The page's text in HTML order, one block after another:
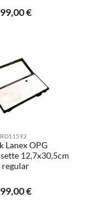
Preis:
€
RD11592
Lanex OPG
12,7x30,5cm
regular
Preis:
€